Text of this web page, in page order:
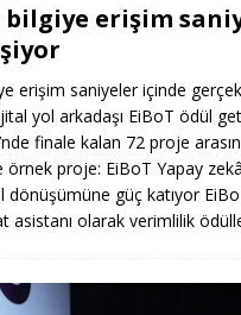
bilgiye erişim
erişim saniyeler içinde
yol arkadaşı EiBoT ödül
finale kalan 72 proje
örnek proje: EiBoT Yapay
dönüşümüne güç katıyor
asistanı olarak verimlilik